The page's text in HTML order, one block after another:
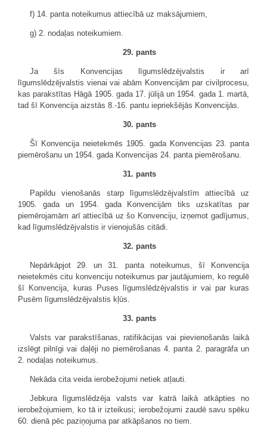
f) 14. panta noteikumus attiecībā uz maksājumiem,
g) 2. nodaļas noteikumiem.
29. pants
Ja šīs Konvencijas līgumslēdzējvalstis ir arī
līgumslēdzējvalstis vienai vai abām Konvencijām par civilprocesu,
kas parakstītas Hāgā 1905. gada 17. jūlijā un 1954. gada 1. martā,
tad šī Konvencija aizstās 8.-16. pantu iepriekšējās Konvencijās.
30. pants
Šī Konvencija neietekmēs 1905. gada Konvencijas 23. panta
piemērošanu un 1954. gada Konvencijas 24. panta piemērošanu.
31. pants
Papildu vienošanās starp līgumslēdzējvalstīm attiecībā uz
1905. gada un 1954. gada Konvencijām tiks uzskatītas par
piemērojamām arī attiecībā uz šo Konvenciju, izņemot gadījumus,
kad līgumslēdzējvalstis ir vienojušās citādi.
32. pants
Nepārkāpjot 29. un 31. panta noteikumus, šī Konvencija
neietekmēs citu konvenciju noteikumus par jautājumiem, ko regulē
šī Konvencija, kuras Puses līgumslēdzējvalstis ir vai par kuras
Pusēm līgumslēdzējvalstis kļūs.
33. pants
Valsts var parakstīšanas, ratifikācijas vai pievienošanās laikā
izslēgt pilnīgi vai daļēji no piemērošanas 4. panta 2. paragrāfa un
2. nodaļas noteikumus.
Nekāda cita veida ierobežojumi netiek atļauti.
Jebkura līgumslēdzēja valsts var katrā laikā atkāpties no
ierobežojumiem, ko tā ir izteikusi; ierobežojumi zaudē savu spēku
60. dienā pēc paziņojuma par atkāpšanos no tiem.